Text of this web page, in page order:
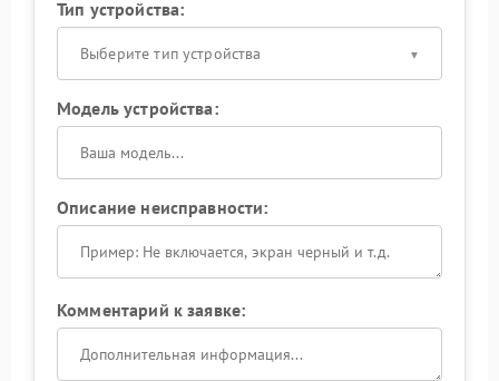
Тип устройства:
Выберите тип устройства
Модель устройства:
Описание неисправности:
Комментарий к заявке: